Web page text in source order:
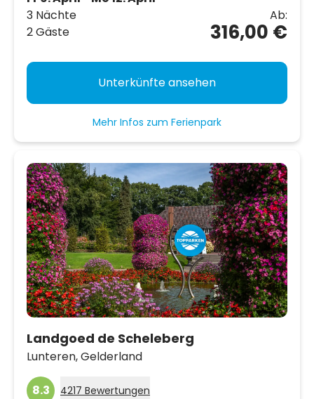
3 Nächte
2 Gäste
Ab:
316,00 €
Unterkünfte ansehen
Mehr Infos zum Ferienpark
Landgoed de Scheleberg
Lunteren,Gelderland
8.3 4217 Bewertungen